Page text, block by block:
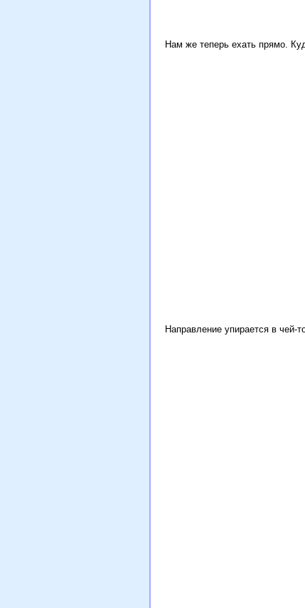
Нам же теперь ехать прямо.
Направление упирается в чей-